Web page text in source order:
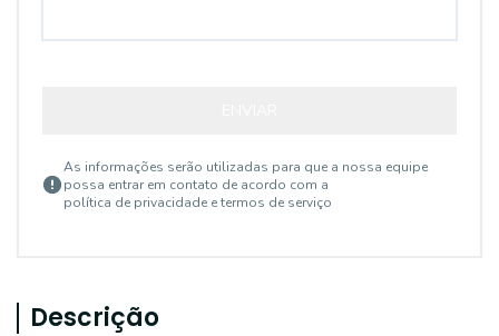
As informações serão utilizadas para que a nossa equipe
possa entrar em contato de acordo com a
política de privacidade e termos de serviço
Descrição